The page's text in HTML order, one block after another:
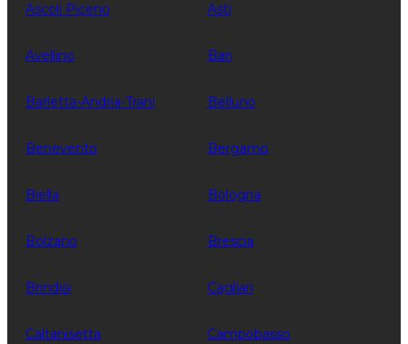
Ascoli Piceno Asti
Avellino Bari
Barletta-Andria-Trani Belluno
Benevento Bergamo
Biella Bologna
Bolzano Brescia
Brindisi Cagliari
Caltanisetta Campobasso